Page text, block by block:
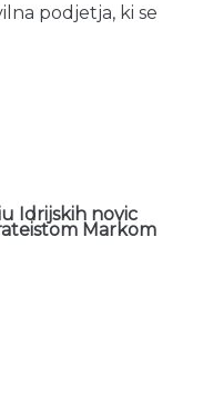
podjetja, ki se
Idrijskih novic
Markom